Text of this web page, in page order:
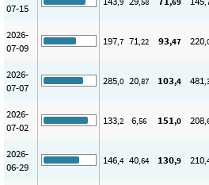
07-15
2026-
07-09
197,7 71,22 93,47 220
2026-
07-07
285,0 20,87 103,4 481
2026-
07-02
133,2 6,56 151,0 208
2026-
06-29
146,4 40,64 130,9 210